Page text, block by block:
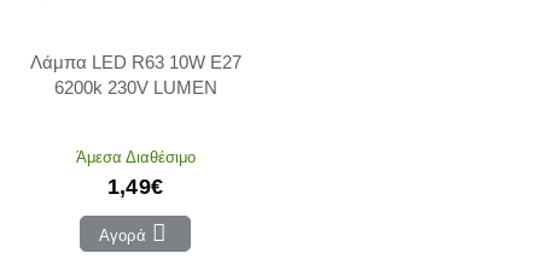
Λάμπα LED R63 10W E27
6200k 230V LUMEN
Άμεσα Διαθέσιμο
1,49€
Αγορά